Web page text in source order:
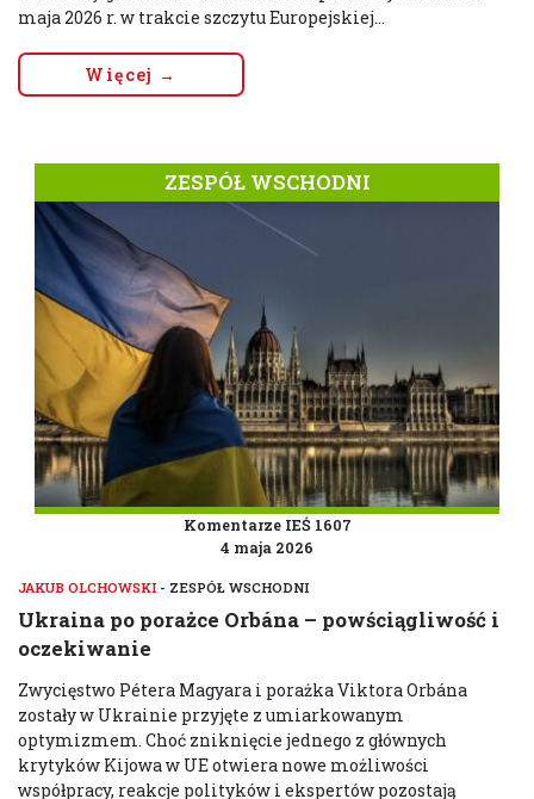
maja 2026 r. w trakcie szczytu Europejskiej...
Więcej →
ZESPÓŁ WSCHODNI
Komentarze IEŚ 1607
4 maja 2026
JAKUB OLCHOWSKI - ZESPÓŁ WSCHODNI
Ukraina po porażce Orbána – powściągliwość i
oczekiwanie
Zwycięstwo Pétera Magyara i porażka Viktora Orbána
zostały w Ukrainie przyjęte z umiarkowanym
optymizmem. Choć zniknięcie jednego z głównych
krytyków Kijowa w UE otwiera nowe możliwości
współpracy, reakcje polityków i ekspertów pozostają